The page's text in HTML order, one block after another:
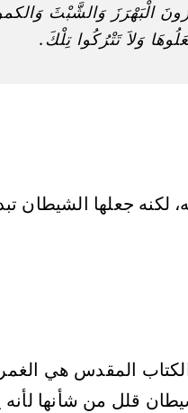
الْبَهْرَزَ وَالشَّبْثَ
وَلاَ تَتْرُكُوا تِلْكَ.
لكنه جعلها الشيطان
المقدس هي
(يوحنا 3:23؛ أعمال 2:38؛ أعمال 19:5). الشيطان